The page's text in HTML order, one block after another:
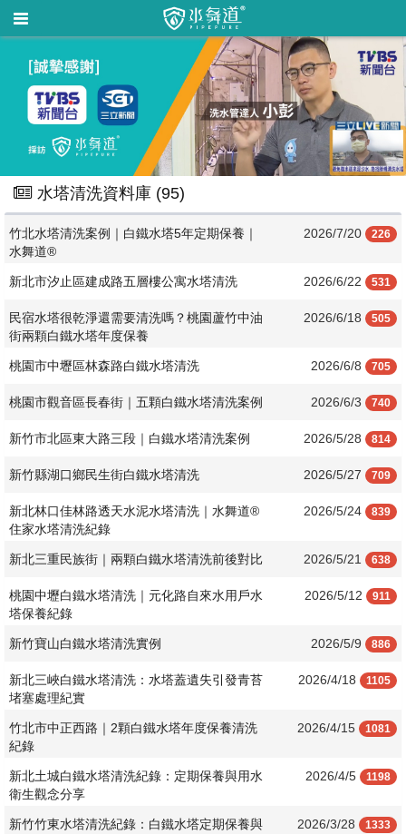
水塔清洗資料庫 (95)
竹北水塔清洗案例｜白鐵水塔5年定期保養｜
水舞道®
2026/7/20 226
新北市汐止區建成路五層樓公寓水塔清洗 2026/6/22 531
民宿水塔很乾淨還需要清洗嗎？桃園蘆竹中油
街兩顆白鐵水塔年度保養
2026/6/18 505
桃園市中壢區林森路白鐵水塔清洗 2026/6/8 705
桃園市觀音區長春街｜五顆白鐵水塔清洗案例 2026/6/3 740
新竹市北區東大路三段｜白鐵水塔清洗案例 2026/5/28 814
新竹縣湖口鄉民生街白鐵水塔清洗 2026/5/27 709
新北林口佳林路透天水泥水塔清洗｜水舞道®
住家水塔清洗紀錄
2026/5/24 839
新北三重民族街｜兩顆白鐵水塔清洗前後對比 2026/5/21 638
桃園中壢白鐵水塔清洗｜元化路自來水用戶水
塔保養紀錄
2026/5/12 911
新竹寶山白鐵水塔清洗實例 2026/5/9 886
新北三峽白鐵水塔清洗：水塔蓋遺失引發青苔
堵塞處理紀實
2026/4/18 1105
竹北市中正西路｜2顆白鐵水塔年度保養清洗
紀錄
2026/4/15 1081
新北土城白鐵水塔清洗紀錄：定期保養與用水
衛生觀念分享
2026/4/5 1198
新竹竹東水塔清洗紀錄：白鐵水塔定期保養與
2026/3/28 1333